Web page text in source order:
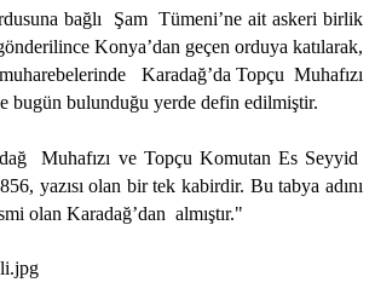
bağlı Şam Tümeni’ne ait askeri birlik
Konya’dan geçen orduya katılarak,
Karadağ’da Topçu Muhafızı
bugün bulunduğu yerde defin edilmiştir.
Muhafızı ve Topçu Komutan Es Seyyid
yazısı olan bir tek kabirdir. Bu tabya adını
olan Karadağ’dan almıştır."